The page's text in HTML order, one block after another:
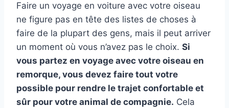
Faire un voyage en voiture avec votre oiseau
ne figure pas en tête des listes de choses à
faire de la plupart des gens, mais il peut arriver
un moment où vous n’avez pas le choix. Si
vous partez en voyage avec votre oiseau en
remorque, vous devez faire tout votre
possible pour rendre le trajet confortable et
sûr pour votre animal de compagnie. Cela